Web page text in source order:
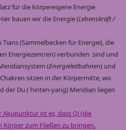
für die körpereigene Energie
bauen wir die Energie (Lebenskraft /
(Sammelbecken für Energie), die
Energiezentren) verbunden sind und
(Energieleitbahnen) und
sitzen in der Körpermitte, wo
der Du ( hinten-yang) Meridian liegen
ist es, dass Qi (die
zum Fließen zu bringen.